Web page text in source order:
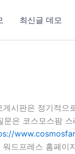
최신글 데모
게시판은 정기적으
문은 코스모스팜
드프레스 홈페이